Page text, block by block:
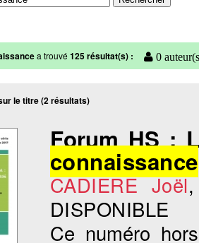
a trouvé125 résultat(s) : 0
le titre (2 résultats)
Forum HS :
connaissance
CADIERE Joël
DISPONIBLE
Ce numéro